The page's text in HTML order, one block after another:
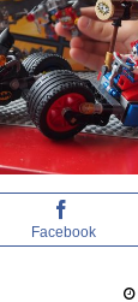
Facebook